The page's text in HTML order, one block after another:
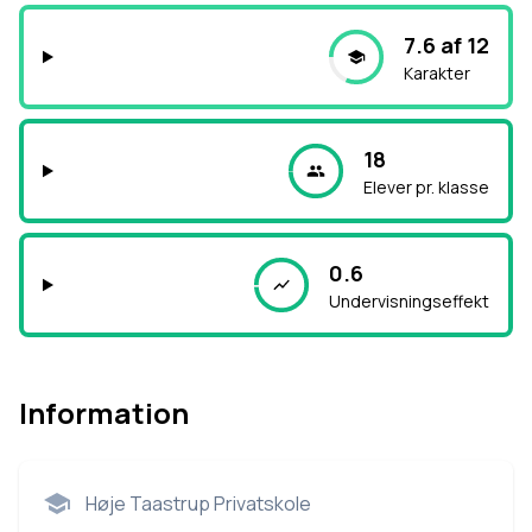
7.6 af 12
Karakter
18
Elever pr. klasse
0.6
Undervisningseffekt
Information
Høje Taastrup Privatskole